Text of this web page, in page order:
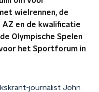
wielrennen, de
en de kwalificatie
Olympische Spelen
het Sportforum in
journalist John